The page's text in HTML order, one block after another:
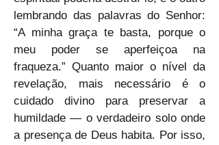
lembrando das palavras do Senhor:
“A minha graça te basta, porque o
meu poder se aperfeiçoa na
fraqueza.” Quanto maior o nível da
revelação, mais necessário é o
cuidado divino para preservar a
humildade — o verdadeiro solo onde
a presença de Deus habita. Por isso,